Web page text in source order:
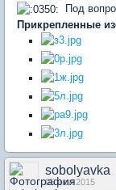
Под
Прикрепленные
sobolyavka
05 июл 2015